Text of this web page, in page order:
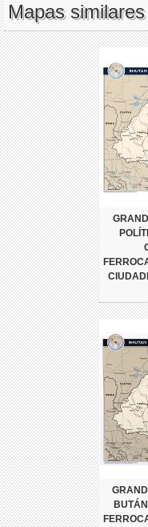
Mapas similares